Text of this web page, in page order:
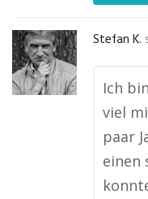
Stefan K.
Ich
viel
paar
einen